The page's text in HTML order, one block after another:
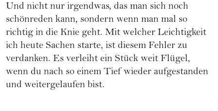
Und nicht nur irgendwas, das man sich noch
schönreden kann, sondern wenn man mal so
richtig in die Knie geht. Mit welcher Leichtigkeit
ich heute Sachen starte, ist diesem Fehler zu
verdanken. Es verleiht ein Stück weit Flügel,
wenn du nach so einem Tief wieder aufgestanden
und weitergelaufen bist.